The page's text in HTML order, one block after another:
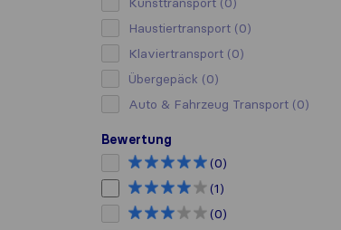
Haustiertransport (0)
Klaviertransport (0)
Übergepäck (0)
Auto & Fahrzeug Transport (0)
Bewertung
(0)
(1)
(0)